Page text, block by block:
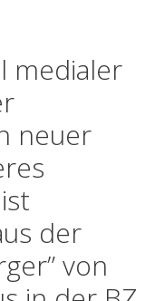
medialer
neuer
der
von